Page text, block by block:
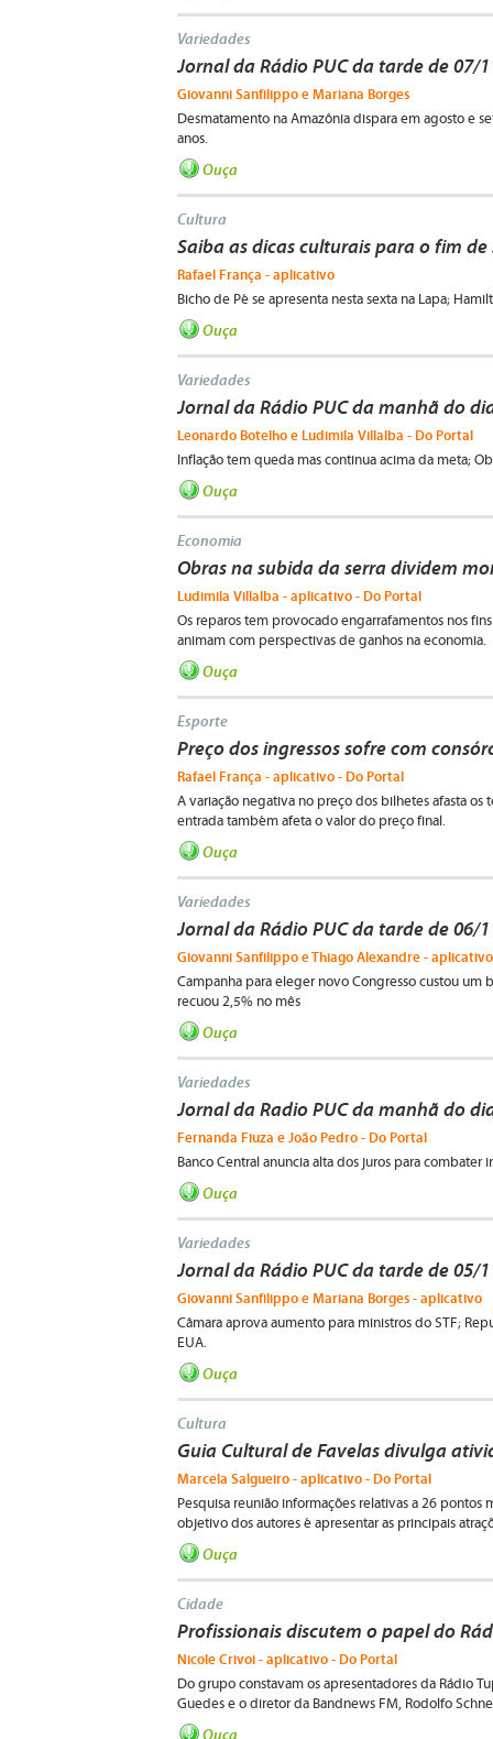
Variedades
Jornal da Rádio PUC da tarde de 07/
Giovanni Sanfilippo e Mariana Borges
Desmatamento na Amazônia dispara em agosto e
anos.
Ouça
Cultura
Saiba as dicas culturais para o fim de
Rafael França - aplicativo
Bicho de Pé se apresenta nesta sexta na Lapa;
Ouça
Variedades
Jornal da Rádio PUC da manhã do
Leonardo Botelho e Ludimila Villalba - Do Portal
Inflação tem queda mas continua acima da meta;
Ouça
Economia
Obras na subida da serra dividem
Ludimila Villalba - aplicativo - Do Portal
Os reparos tem provocado engarrafamentos nos
animam com perspectivas de ganhos na economia.
Ouça
Esporte
Preço dos ingressos sofre com
Rafael França - aplicativo - Do Portal
A variação negativa no preço dos bilhetes afasta os
entrada também afeta o valor do preço final.
Ouça
Variedades
Jornal da Rádio PUC da tarde de 06/
Giovanni Sanfilippo e Thiago Alexandre -
Campanha para eleger novo Congresso custou um
recuou 2,5% no mês
Ouça
Variedades
Jornal da Radio PUC da manhã do
Fernanda Fiuza e João Pedro - Do Portal
Banco Central anuncia alta dos juros para combater
Ouça
Variedades
Jornal da Rádio PUC da tarde de 05/
Giovanni Sanfilippo e Mariana Borges - aplicativo
Câmara aprova aumento para ministros do STF;
EUA.
Ouça
Cultura
Guia Cultural de Favelas divulga
Marcela Salgueiro - aplicativo - Do Portal
Pesquisa reunião informações relativas a 26 pontos
objetivo dos autores é apresentar as principais
Ouça
Cidade
Profissionais discutem o papel do
Nicole Crivoi - aplicativo - Do Portal
Do grupo constavam os apresentadores da Rádio
Guedes e o diretor da Bandnews FM, Rodolfo
Ouça